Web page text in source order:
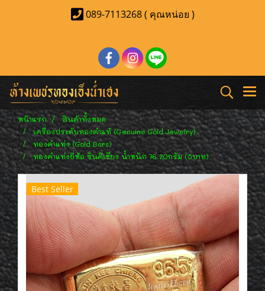
089-7113268 ( คุณหน่อย )
หน้าแรก
สินค้าทั้งหมด
เครื่องประดับทองคำแท้ (Genuine Gold Jewelry)
ทองคำแท่ง (Gold Bars)
ทองคำแท่งยี่ห้อ ซินคี่เชียง น้ำหนัก 76.20กรัม (5บาท)
Best Seller